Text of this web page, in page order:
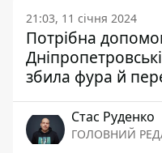
21:03, 11 січня 2024
Потрібна
збила фура й
Стас Руденко
ГОЛОВНИЙ